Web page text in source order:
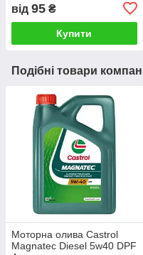
від 95 ₴
Купити
Подібні товари
Моторна олива Castrol
Magnatec Diesel 5w40 DPF